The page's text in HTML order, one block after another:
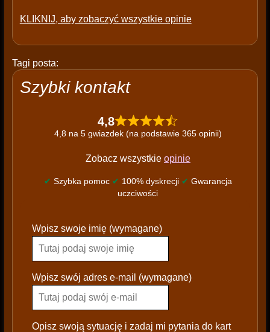
KLIKNIJ, aby zobaczyć wszystkie opinie
Tagi posta:
Szybki kontakt
4,8
4,8 na 5 gwiazdek (na podstawie 365 opinii)
Zobacz wszystkie opinie
✔ Szybka pomoc ✔ 100% dyskrecji ✔ Gwarancja
uczciwości
l
a
s
e
Wpisz swoje imię (wymagane)
Wpisz swój adres e-mail (wymagane)
Opisz swoją sytuację i zadaj mi pytania do kart